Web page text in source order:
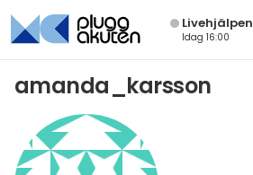
Live­hjälpen
Idag 16:00
amanda_karsson